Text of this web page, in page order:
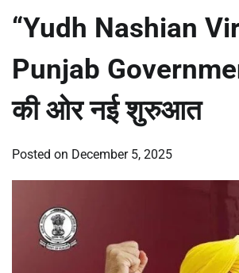
“Yudh Nashian
Punjab
की ओर नई शुरुआत
Posted on December 5, 2025